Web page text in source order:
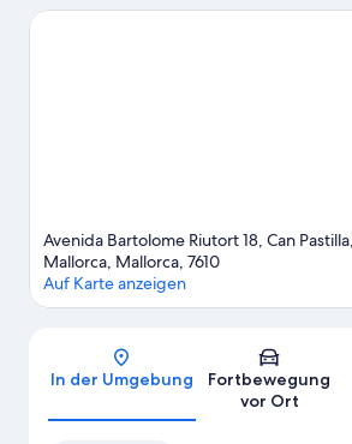
Region bewundern möchte, sollte
Avenida Bartolome Riutort 18, Can
Mallorca, Mallorca, 7610
Auf Karte anzeigen
In der Umgebung
Fortbewegung
vor Ort